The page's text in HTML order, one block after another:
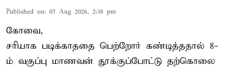
Published on: 07 Aug 2026, 2:38 pm
கோவை,
சரியாக படிக்காததை பெற்றோர் கண்டித்ததால் 8-
ம் வகுப்பு மாணவன் தூக்குப்போட்டு தற்கொலை